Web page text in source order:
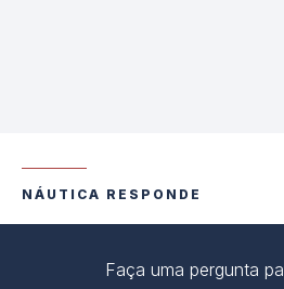
NÁUTICA RESPONDE
Faça uma pergunta